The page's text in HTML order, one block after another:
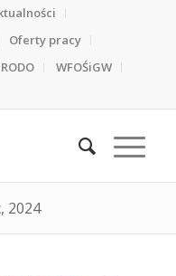
Oferty pracy
RODO
WFOŚiGW
2024